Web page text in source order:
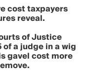
cost taxpayers
reveal.
of Justice
a judge in a wig
gavel cost more